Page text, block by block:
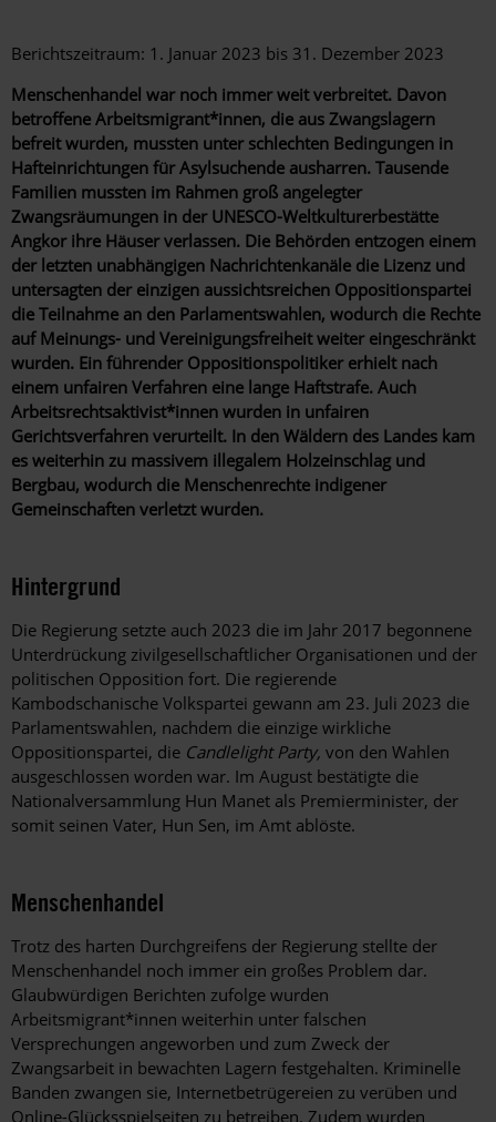
Berichtszeitraum: 1. Januar 2023 bis 31. Dezember 2023
Menschenhandel war noch immer weit verbreitet. Davon
betroffene Arbeitsmigrant*innen, die aus Zwangslagern
befreit wurden, mussten unter schlechten Bedingungen in
Hafteinrichtungen für Asylsuchende ausharren. Tausende
Familien mussten im Rahmen groß angelegter
Zwangsräumungen in der UNESCO-Weltkulturerbestätte
Angkor ihre Häuser verlassen. Die Behörden entzogen einem
der letzten unabhängigen Nachrichtenkanäle die Lizenz und
untersagten der einzigen aussichtsreichen Oppositionspartei
die Teilnahme an den Parlamentswahlen, wodurch die Rechte
auf Meinungs- und Vereinigungsfreiheit weiter eingeschränkt
wurden. Ein führender Oppositionspolitiker erhielt nach
einem unfairen Verfahren eine lange Haftstrafe. Auch
Arbeitsrechtsaktivist*innen wurden in unfairen
Gerichtsverfahren verurteilt. In den Wäldern des Landes kam
es weiterhin zu massivem illegalem Holzeinschlag und
Bergbau, wodurch die Menschenrechte indigener
Gemeinschaften verletzt wurden.
Hintergrund
Die Regierung setzte auch 2023 die im Jahr 2017 begonnene
Unterdrückung zivilgesellschaftlicher Organisationen und der
politischen Opposition fort. Die regierende
Kambodschanische Volkspartei gewann am 23. Juli 2023 die
Parlamentswahlen, nachdem die einzige wirkliche
Oppositionspartei, die Candlelight Party, von den Wahlen
ausgeschlossen worden war. Im August bestätigte die
Nationalversammlung Hun Manet als Premierminister, der
somit seinen Vater, Hun Sen, im Amt ablöste.
Menschenhandel
Trotz des harten Durchgreifens der Regierung stellte der
Menschenhandel noch immer ein großes Problem dar.
Glaubwürdigen Berichten zufolge wurden
Arbeitsmigrant*innen weiterhin unter falschen
Versprechungen angeworben und zum Zweck der
Zwangsarbeit in bewachten Lagern festgehalten. Kriminelle
Banden zwangen sie, Internetbetrügereien zu verüben und
Online-Glücksspielseiten zu betreiben. Zudem wurden